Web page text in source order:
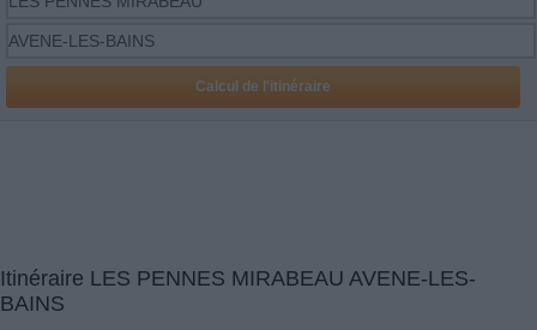
Itinéraire LES PENNES MIRABEAU AVENE-LES-
BAINS